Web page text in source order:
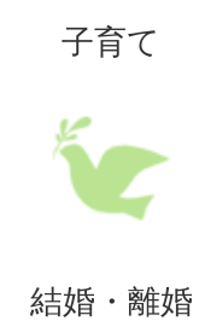
子育て
結婚・離婚